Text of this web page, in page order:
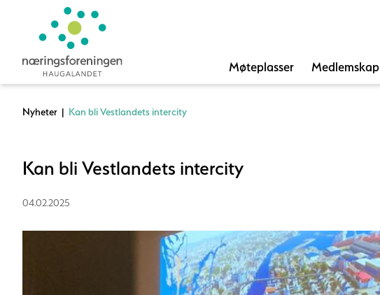
Møteplasser Medlemskap
Nyheter | Kan bli Vestlandets intercity
Kan bli Vestlandets intercity
04.02.2025